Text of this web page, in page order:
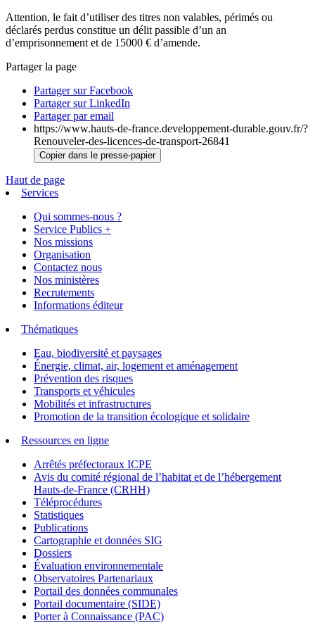
Attention, le fait d’utiliser des titres non valables, périmés ou
déclarés perdus constitue un délit passible d’un an
d’emprisonnement et de 15000 € d’amende.
Partager la page
Partager sur Facebook
Partager sur LinkedIn
Partager par email
https://www.hauts-de-france.developpement-durable.gouv.fr/?
Renouveler-des-licences-de-transport-26841
Copier dans le presse-papier
Haut de page
Services
Qui sommes-nous ?
Service Publics +
Nos missions
Organisation
Contactez nous
Nos ministères
Recrutements
Informations éditeur
Thématiques
Eau, biodiversité et paysages
Énergie, climat, air, logement et aménagement
Prévention des risques
Transports et véhicules
Mobilités et infrastructures
Promotion de la transition écologique et solidaire
Ressources en ligne
Arrêtés préfectoraux ICPE
Avis du comité régional de l’habitat et de l’hébergement
Hauts-de-France (CRHH)
Téléprocédures
Statistiques
Publications
Cartographie et données SIG
Dossiers
Évaluation environnementale
Observatoires Partenariaux
Portail des données communales
Portail documentaire (SIDE)
Porter à Connaissance (PAC)